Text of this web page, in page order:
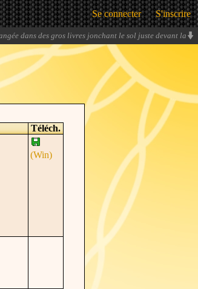
Se connecter S'inscrire
dans des gros livres jonchant le sol juste devant la
Vraiment ? Les gardes oh, respectez-vous !» -Elogio
Téléch.
(Win)